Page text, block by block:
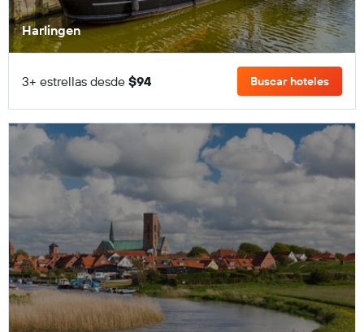
Harlingen
3+ estrellas desde $94 Buscar hoteles